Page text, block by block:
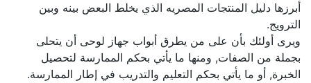
أبرزها دليل المنتجات المصريه الذي يخلط البعض بينه وبين
الترويج.
ويرى أولئك بأن على من يطرق أبواب جهاز لوحى أن يتحلى
بجملة من الصفات, ومنها ما يأتي بحكم الممارسة لتحصيل
الخبرة, أو ما يأتي بحكم التعليم والتدريب في إطار الممارسة.